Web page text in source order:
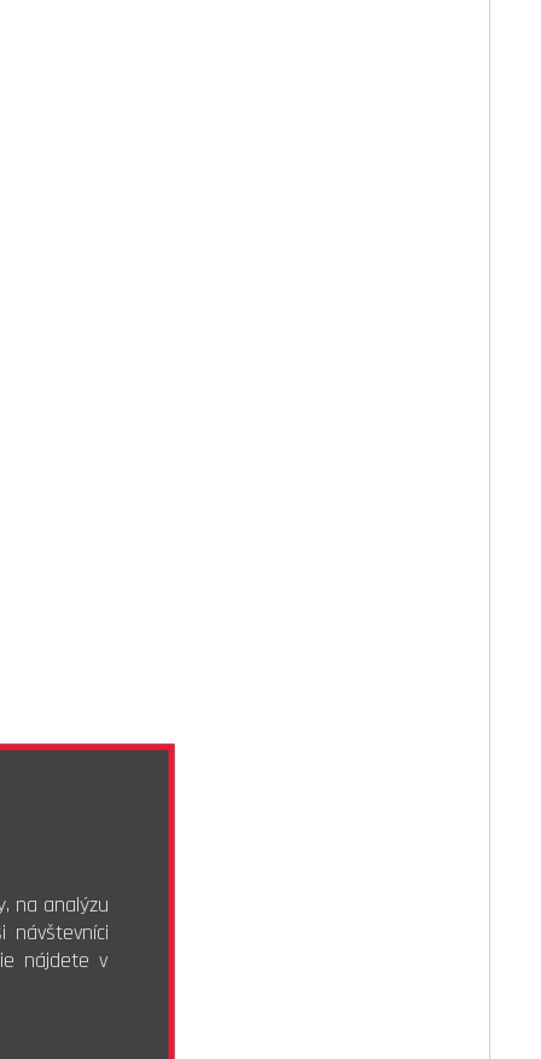
na analýzu
návštevníci
nájdete v